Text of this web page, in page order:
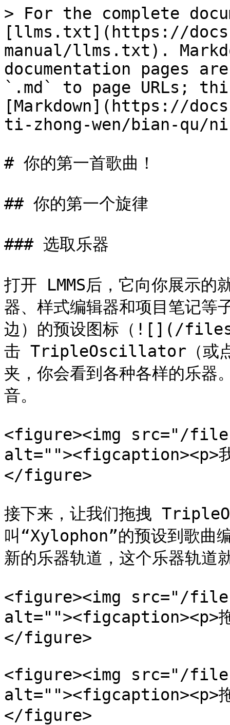
> For the complete
[llms.txt](https://
manual/llms.txt).
documentation pages
`.md` to page URLs;
[Markdown](https://
ti-zhong-wen/bian-qu/
# 你的第一首歌曲！
## 你的第一个旋律
### 选取乐器
打开 LMMS后，它向你展示的
器、样式编辑器和项目笔记等
边）的预设图标（![](/
击 TripleOscillator（或点
夹，你会看到各种各样的乐器
音。
<figure><img src="/files/
alt=""><figcaption><p>
</figure>
接下来，让我们拖拽
叫“Xylophon”的预设到歌曲
新的乐器轨道，这个乐器轨道
<figure><img src="/files/
alt=""><figcaption><p>
</figure>
<figure><img src="/
alt=""><figcaption><p>
</figure>